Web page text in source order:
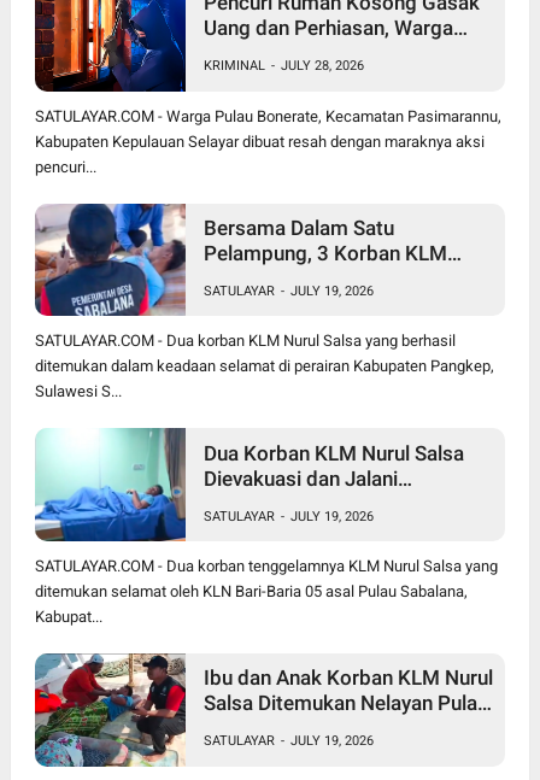
Uang dan Perhiasan, Warga
KRIMINAL - JULY 28, 2026
SATULAYAR.COM - Warga Pulau Bonerate, Kecamatan Pasimarannu,
Kabupaten Kepulauan Selayar dibuat resah dengan maraknya aksi
pencuri...
Bersama Dalam Satu
Pelampung, 3 Korban KLM
Hanya Jasmal dan Nurmi
Ditemukan Selamat
SATULAYAR - JULY 19, 2026
SATULAYAR.COM - Dua korban KLM Nurul Salsa yang berhasil
ditemukan dalam keadaan selamat di perairan Kabupaten Pangkep,
Sulawesi S...
Dua Korban KLM Nurul Salsa
Dievakuasi dan Jalani
SATULAYAR - JULY 19, 2026
SATULAYAR.COM - Dua korban tenggelamnya KLM Nurul Salsa yang
ditemukan selamat oleh KLN Bari-Baria 05 asal Pulau Sabalana,
Kabupat...
Ibu dan Anak Korban KLM Nurul
Salsa Ditemukan Nelayan Pulau
SATULAYAR - JULY 19, 2026